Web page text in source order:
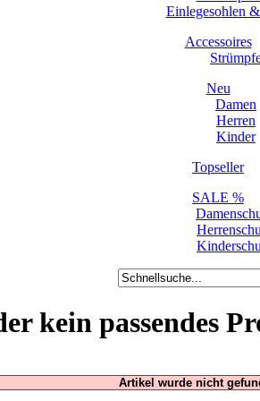
Einlegesohlen
Accessoires
Neu
Damen
Herren
Kinder
Topseller
SALE %
kein passendes
Artikel wurde nicht